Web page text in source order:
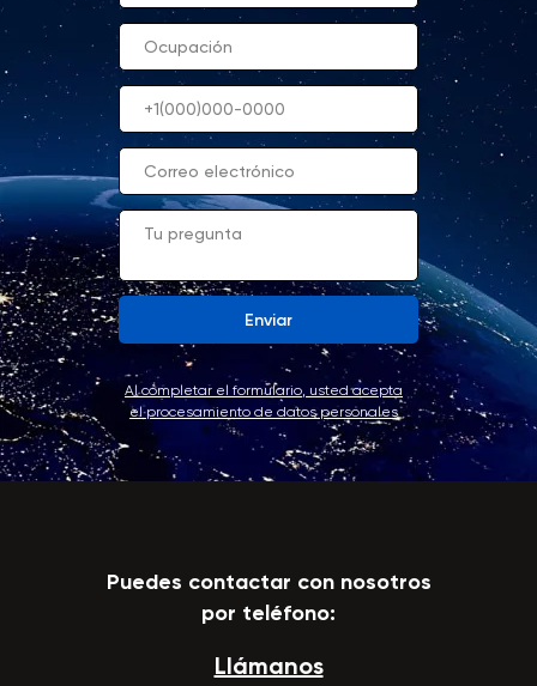
Enviar
Al completar el formulario, usted acepta
el procesamiento de datos personales
Llámanos
Puedes contactar con nosotros
por teléfono: